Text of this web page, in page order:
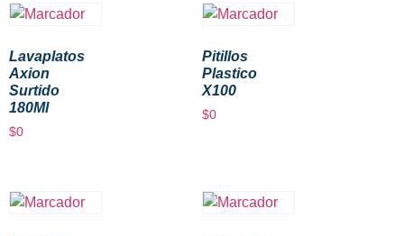
Lavaplatos
Axion
Surtido
180Ml
$0
Pitillos
Plastico
X100
$0